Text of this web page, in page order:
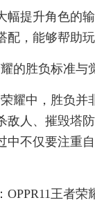
幅提升角色的
配，能够帮助
耀的胜负标准与
荣耀中，胜负
敌人、摧毁塔
中不仅要注重
OPPR11王者荣